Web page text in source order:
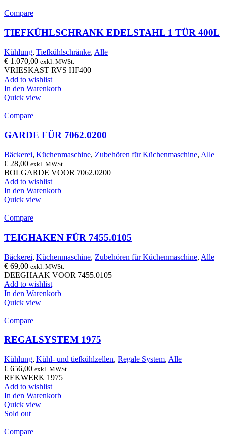
Compare
TIEFKÜHLSCHRANK EDELSTAHL 1 TÜR 400L
Kühlung, Tiefkühlschränke, Alle
€ 1.070,00 exkl. MWSt.
VRIESKAST RVS HF400
Add to wishlist
In den Warenkorb
Quick view
Compare
GARDE FÜR 7062.0200
Bäckerei, Küchenmaschine, Zubehören für Küchenmaschine, Alle
€ 28,00 exkl. MWSt.
BOLGARDE VOOR 7062.0200
Add to wishlist
In den Warenkorb
Quick view
Compare
TEIGHAKEN FÜR 7455.0105
Bäckerei, Küchenmaschine, Zubehören für Küchenmaschine, Alle
€ 69,00 exkl. MWSt.
DEEGHAAK VOOR 7455.0105
Add to wishlist
In den Warenkorb
Quick view
Compare
REGALSYSTEM 1975
Kühlung, Kühl- und tiefkühlzellen, Regale System, Alle
€ 656,00 exkl. MWSt.
REKWERK 1975
Add to wishlist
In den Warenkorb
Quick view
Sold out
Compare